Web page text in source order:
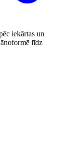
iekārtas un
līdz